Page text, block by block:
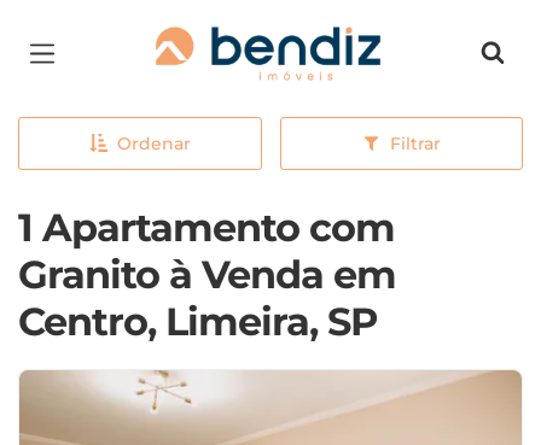
Página inicial
Ordenar Filtrar
1 Apartamento com
Granito à Venda em
Centro, Limeira, SP